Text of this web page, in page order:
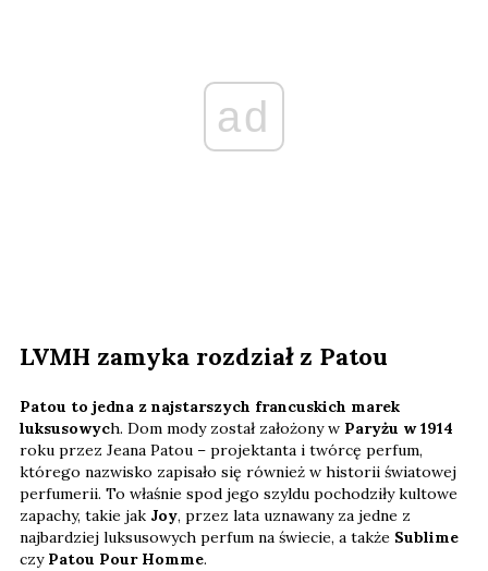
ad
LVMH zamyka rozdział z Patou
Patou to jedna z najstarszych francuskich marek
luksusowych. Dom mody został założony w Paryżu w 1914
roku przez Jeana Patou – projektanta i twórcę perfum,
którego nazwisko zapisało się również w historii światowej
perfumerii. To właśnie spod jego szyldu pochodziły kultowe
zapachy, takie jak Joy, przez lata uznawany za jedne z
najbardziej luksusowych perfum na świecie, a także Sublime
czy Patou Pour Homme.